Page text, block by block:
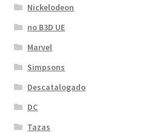
Nickelodeon
no B3D UE
Marvel
Simpsons
Descatalogado
DC
Tazas